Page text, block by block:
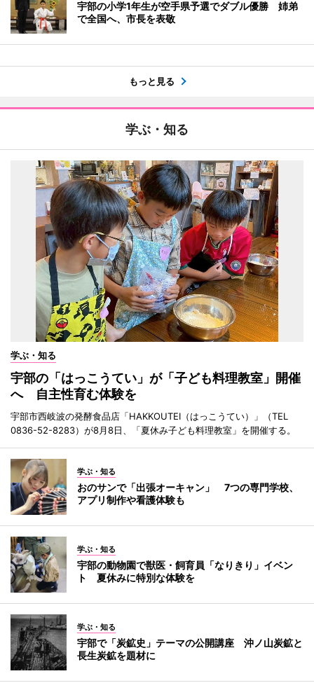
宇部の小学1年生が空手県予選でダブル優勝 姉弟
で全国へ、市長を表敬
もっと見る
学ぶ・知る
学ぶ・知る
宇部の「はっこうてい」が「子ども料理教室」開催
へ 自主性育む体験を
宇部市西岐波の発酵食品店「HAKKOUTEI（はっこうてい）」（TEL
0836-52-8283）が8月8日、「夏休み子ども料理教室」を開催する。
学ぶ・知る
おのサンで「出張オーキャン」 7つの専門学校、
アプリ制作や看護体験も
学ぶ・知る
宇部の動物園で獣医・飼育員「なりきり」イベン
ト 夏休みに特別な体験を
学ぶ・知る
宇部で「炭鉱史」テーマの公開講座 沖ノ山炭鉱と
長生炭鉱を題材に